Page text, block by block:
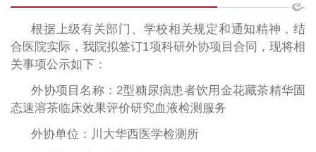
根据上级有关部门、学校相关规定和通知精神，结
合医院实际，我院拟签订1项科研外协项目合同，现将相
关事项公示如下：
外协项目名称：2型糖尿病患者饮用金花藏茶精华固
态速溶茶临床效果评价研究血液检测服务
外协单位：川大华西医学检测所